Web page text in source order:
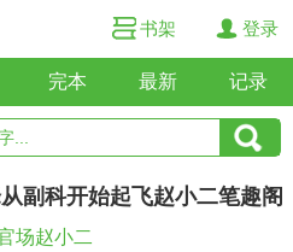
书架 登录
完本 最新 记录
副科开始起飞赵小二笔趣阁
场赵小二